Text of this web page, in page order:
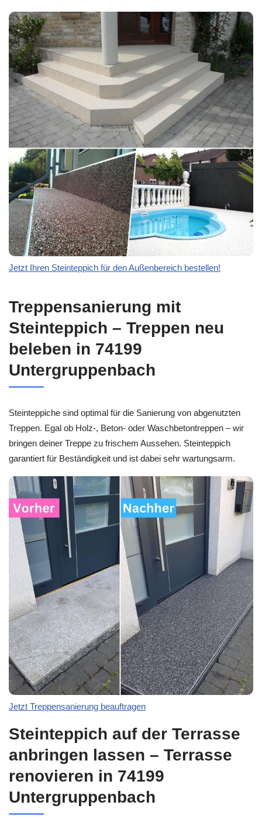
Jetzt Ihren Steinteppich für den Außenbereich bestellen!
Treppensanierung mit
Steinteppich – Treppen neu
beleben in 74199
Untergruppenbach
Steinteppiche sind optimal für die Sanierung von abgenutzten
Treppen. Egal ob Holz-, Beton- oder Waschbetontreppen – wir
bringen deiner Treppe zu frischem Aussehen. Steinteppich
garantiert für Beständigkeit und ist dabei sehr wartungsarm.
Jetzt Treppensanierung beauftragen
Steinteppich auf der Terrasse
anbringen lassen – Terrasse
renovieren in 74199
Untergruppenbach